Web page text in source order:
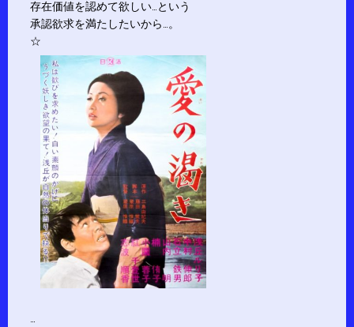
存在価値を認めて欲しい…という
承認欲求を満たしたいから…。
☆